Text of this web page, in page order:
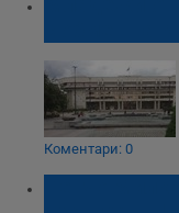
Коментари: 0